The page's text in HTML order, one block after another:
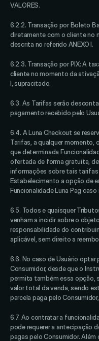
VALORES.
6.2.2. Transação por Boleto
diretamente com o cliente no
descrita no referido ANEXO I.
6.2.3. Transação por PIX: A
cliente no momento da
I, supracitado.
6.3. As Tarifas serão
pagamento recebido pelo
6.4. A Luna Checkout se
Tarifas, a qualquer momento,
que determinada
ofertada de forma gratuita,
informações sobre tais
Estabelecimento a opção de
Funcionalidade Luna Pag
6.5. Todos e quaisquer
venham a incidir sobre o
responsabilidade do
aplicável, sem direito a
6.6. No caso de Usuário
Consumidor, desde que o
permita também essa opção,
valor total da venda, sendo
parcela paga pelo
6.7. Ao contratar a
pode requerer a antecipação
pagas pelo Consumidor. Além